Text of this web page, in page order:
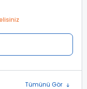
Tümünü Gör